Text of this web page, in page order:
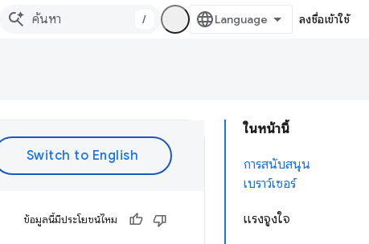
/ ลงชื่อเข้าใช้
ในหน้านี้
การสนับสนุน
เบราว์เซอร์
แรงจูงใจ
ข้อมูลนี้มีประโยชน์ไหม